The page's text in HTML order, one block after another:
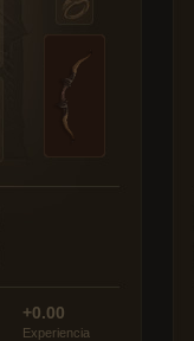
+0.00
Experiencia